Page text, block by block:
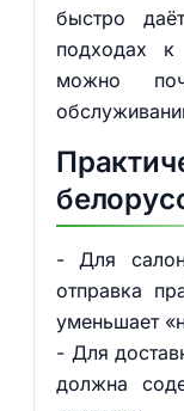
быстро
подходах к
можно
- Для
отправка
уменьшает
- Для
должна